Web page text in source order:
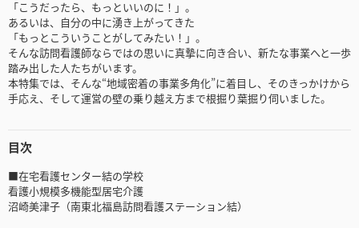
「こうだったら、もっといいのに！」。
あるいは、自分の中に湧き上がってきた
「もっとこういうことがしてみたい！」。
そんな訪問看護師ならではの思いに真摯に向き合い、新たな事業へと一歩
踏み出した人たちがいます。
本特集では、そんな“地域密着の事業多角化”に着目し、そのきっかけから
手応え、そして運営の壁の乗り越え方まで根掘り葉掘り伺いました。
目次
■在宅看護センター結の学校
看護小規模多機能型居宅介護
沼崎美津子（南東北福島訪問看護ステーション結）